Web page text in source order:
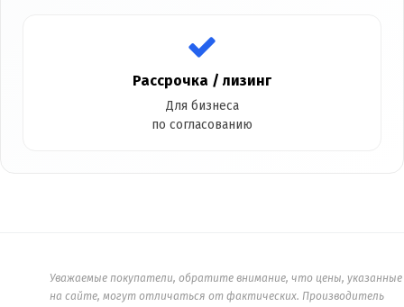
Рассрочка / лизинг
Для бизнеса
по согласованию
Уважаемые покупатели, обратите внимание, что цены, указанные
на сайте, могут отличаться от фактических. Производитель